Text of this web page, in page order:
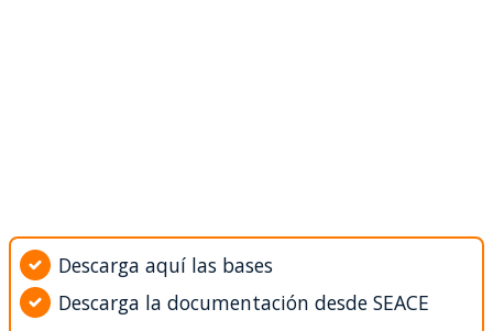
Descarga aquí las bases
Descarga la documentación desde SEACE